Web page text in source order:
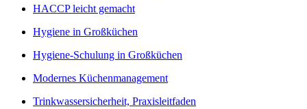
HACCP leicht gemacht
Hygiene in Großküchen
Hygiene-Schulung in Großküchen
Modernes Küchenmanagement
Trinkwassersicherheit, Praxisleitfaden